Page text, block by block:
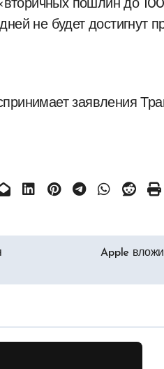
пошлин до
не будет достигнут
заявления
Apple